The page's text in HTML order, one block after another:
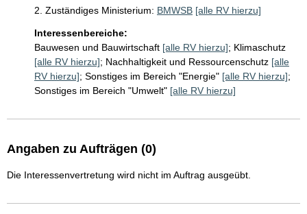
2. Zuständiges Ministerium: BMWSB [alle RV hierzu]
Interessenbereiche:
Bauwesen und Bauwirtschaft [alle RV hierzu]; Klimaschutz
[alle RV hierzu]; Nachhaltigkeit und Ressourcenschutz [alle
RV hierzu]; Sonstiges im Bereich "Energie" [alle RV hierzu];
Sonstiges im Bereich "Umwelt" [alle RV hierzu]
Angaben zu Aufträgen (0)
Die Interessenvertretung wird nicht im Auftrag ausgeübt.